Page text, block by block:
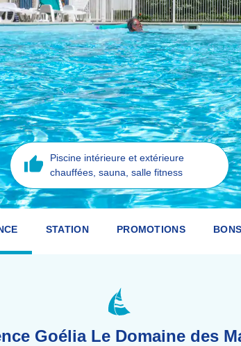
Piscine intérieure et extérieure
chauffées, sauna, salle fitness
STATION PROMOTIONS
Goélia Le Domaine des